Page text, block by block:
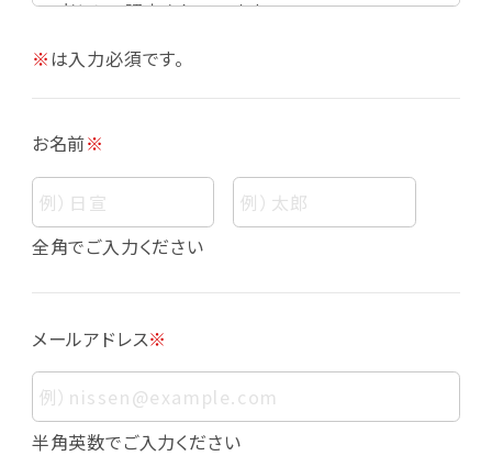
者として認定されています。
個人情報
個人情報とは、お客様個人に関する情報であっ
て、当該情報を構成する氏名、住所、電話番号、
す。また、その情報のみでは識別できない場合で
も、他の情報と容易に照合することで、結果的に
お客様個人を識別できるものも個人情報に含ま
れます。
※は入力必須です。
お名前※
全角でご入力ください
メールアドレス※
半角英数でご入力ください